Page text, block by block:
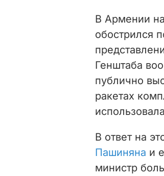
В Армении
обострился
Генштаба
публично
ракетах
использовала
В ответ на
Пашиняна и
министр